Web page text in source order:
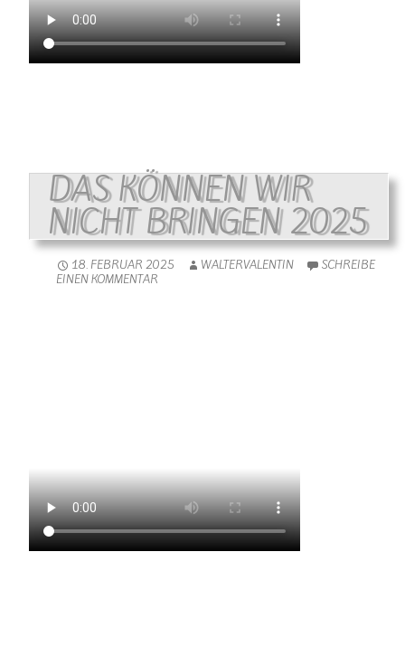
DAS KÖNNEN WIR
NICHT BRINGEN 2025
18. FEBRUAR 2025 WALTERVALENTIN
SCHREIBE
EINEN KOMMENTAR